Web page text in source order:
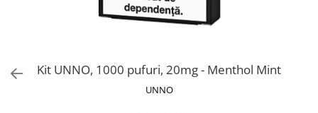
VAAL Vapebar Pro
VAAL Vapebar Pro 800 Kit-uri
Kit UNNO, 1000 pufuri, 20mg - Menthol Mint
UNNO